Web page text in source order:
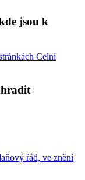
jsou k
Celní
řád, ve znění